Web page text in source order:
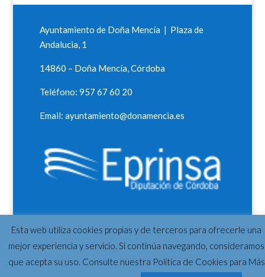
Ayuntamiento de Doña Mencía | Plaza de
Andalucia, 1
14860 – Doña Mencía, Córdoba
Teléfono: 957 67 60 20
Email: ayuntamiento@donamencia.es
Esta web utiliza cookies propias y de terceros para ofrecerle una
mejor experiencia y servicio. Si continúa navegando, consideramos
que acepta su uso. Consulte nuestra Política de Cookies para Más